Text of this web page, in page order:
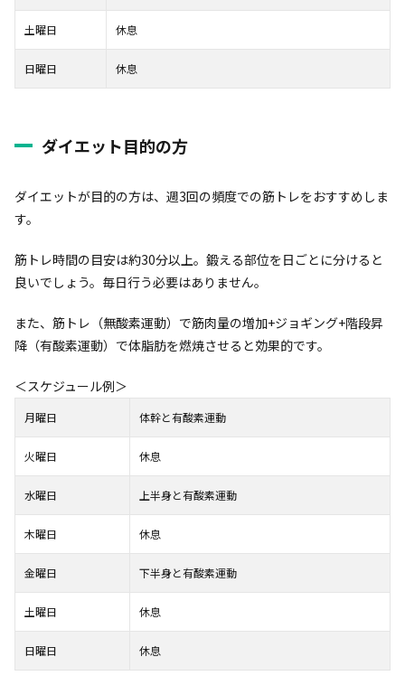
土曜日 休息
日曜日 休息
ダイエット目的の方
ダイエットが目的の方は、週3回の頻度での筋トレをおすすめしま
す。
筋トレ時間の目安は約30分以上。鍛える部位を日ごとに分けると
良いでしょう。毎日行う必要はありません。
また、筋トレ（無酸素運動）で筋肉量の増加+ジョギング+階段昇
降（有酸素運動）で体脂肪を燃焼させると効果的です。
＜スケジュール例＞
月曜日 体幹と有酸素運動
火曜日 休息
水曜日 上半身と有酸素運動
木曜日 休息
金曜日 下半身と有酸素運動
土曜日 休息
日曜日 休息